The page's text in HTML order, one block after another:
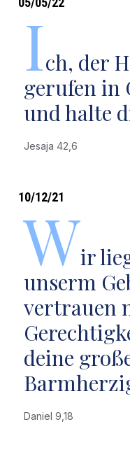
Ich, der
gerufen in
und halte
Jesaja 42,6
10/12/21
Wir
unserm
vertrauen
deine
Daniel 9,18